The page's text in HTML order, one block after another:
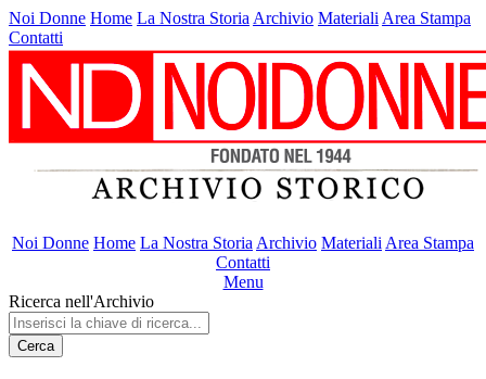
Noi Donne Home La Nostra Storia Archivio Materiali Area Stampa
Contatti
Noi Donne Home La Nostra Storia Archivio Materiali Area Stampa
Contatti
Menu
Ricerca nell'Archivio
Cerca